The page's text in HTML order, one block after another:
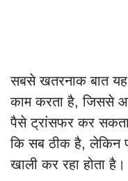
सबसे खतरनाक बात
काम करता है, जिससे
पैसे ट्रांसफर कर
कि सब ठीक है,
खाली कर रहा होता है।